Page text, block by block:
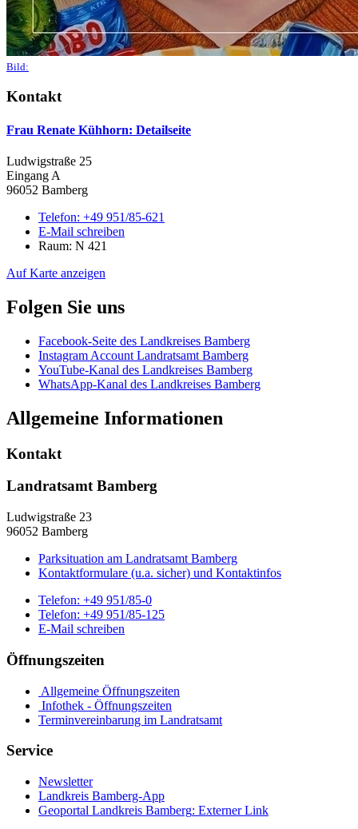
Bild:
Kontakt
Frau Renate Kühhorn: Detailseite
Ludwigstraße 25
Eingang A
96052 Bamberg
Telefon: +49 951/85-621
E-Mail schreiben
Raum: N 421
Auf Karte anzeigen
Folgen Sie uns
Facebook-Seite des Landkreises Bamberg
Instagram Account Landratsamt Bamberg
YouTube-Kanal des Landkreises Bamberg
WhatsApp-Kanal des Landkreises Bamberg
Allgemeine Informationen
Kontakt
Landratsamt Bamberg
Ludwigstraße 23
96052 Bamberg
Parksituation am Landratsamt Bamberg
Kontaktformulare (u.a. sicher) und Kontaktinfos
Telefon: +49 951/85-0
Telefon: +49 951/85-125
E-Mail schreiben
Öffnungszeiten
Allgemeine Öffnungszeiten
Infothek - Öffnungszeiten
Terminvereinbarung im Landratsamt
Service
Newsletter
Landkreis Bamberg-App
Geoportal Landkreis Bamberg: Externer Link